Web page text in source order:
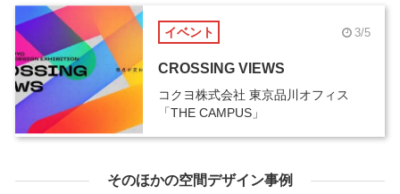
イベント 3/5
CROSSING VIEWS
コクヨ株式会社 東京品川オフィス
「THE CAMPUS」
そのほかの空間デザイン事例